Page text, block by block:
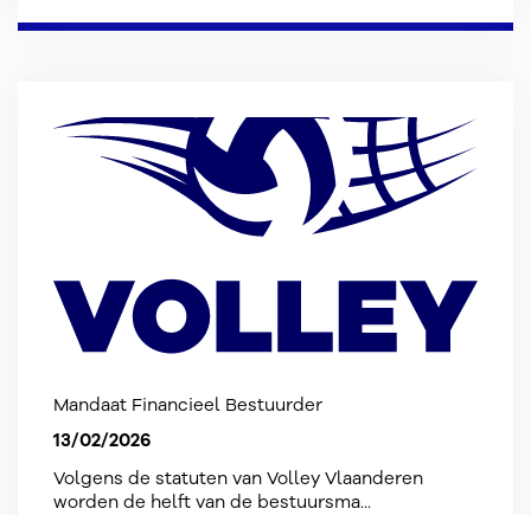
Mandaat Financieel Bestuurder
13/02/2026
Volgens de statuten van Volley Vlaanderen
worden de helft van de bestuursma...